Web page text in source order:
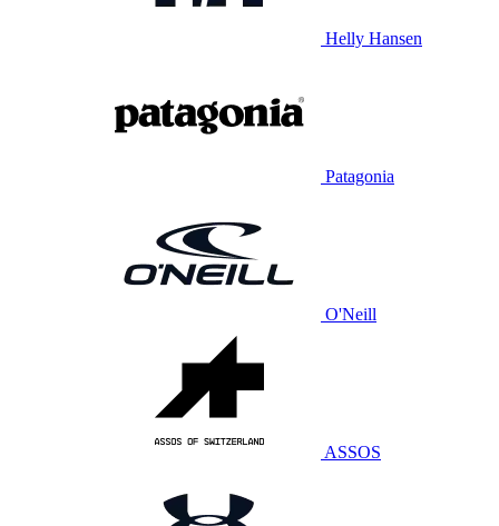
Helly Hansen
Patagonia
O'Neill
ASSOS